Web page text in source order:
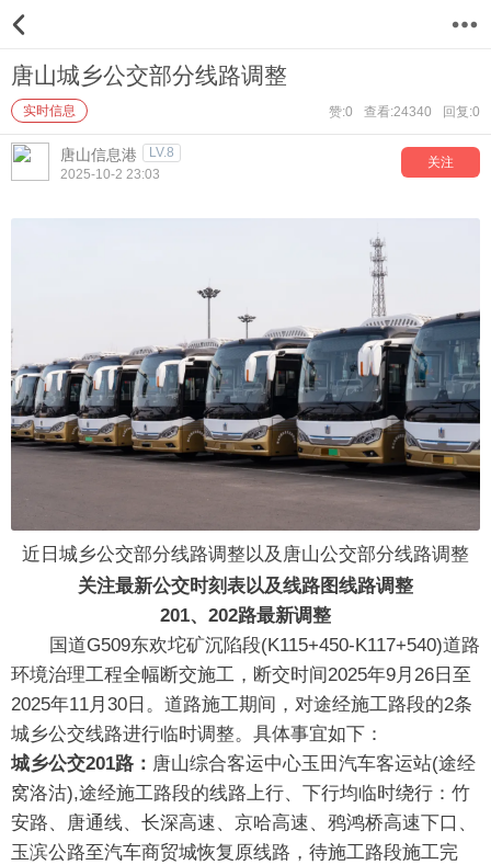
唐山城乡公交部分线路调整
实时信息 赞:0 查看:24340 回复:0
唐山信息港 LV.8
关注
2025-10-2 23:03
近日城乡公交部分线路调整以及唐山公交部分线路调整
关注最新公交时刻表以及线路图线路调整
201、202路最新调整
国道G509东欢坨矿沉陷段(K115+450-K117+540)道路
环境治理工程全幅断交施工，断交时间2025年9月26日至
2025年11月30日。道路施工期间，对途经施工路段的2条
城乡公交线路进行临时调整。具体事宜如下：
城乡公交201路： 唐山综合客运中心玉田汽车客运站(途经
窝洛沽),途经施工路段的线路上行、下行均临时绕行：竹
安路、唐通线、长深高速、京哈高速、鸦鸿桥高速下口、
玉滨公路至汽车商贸城恢复原线路，待施工路段施工完